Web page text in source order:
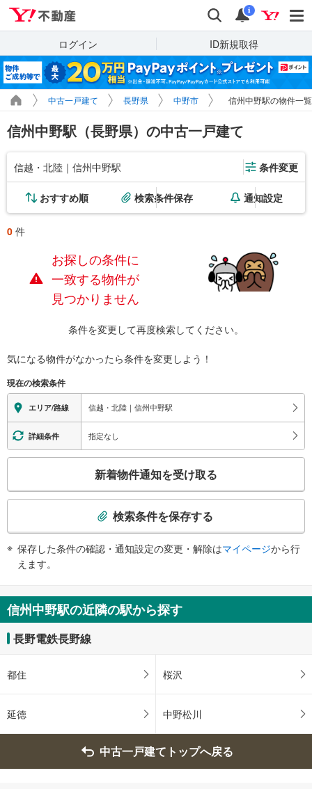
検索 通知
i
ログイン ID新規取得
中古一戸建て 長野県 中野市 信州中野駅の物件一覧
信州中野駅（長野県）の中古一戸建て
信越・北陸｜信州中野駅 条件変更
おすすめ順 検索条件保存 通知設定
0 件
お探しの条件に
一致する物件が
見つかりません
条件を変更して再度検索してください。
気になる物件がなかったら条件を変更しよう！
現在の検索条件
エリア/路線 信越・北陸｜信州中野駅
詳細条件 指定なし
検
を
受
け
取
・
件
ペ
新着物件通知を受け取る
検索条件を保存する
保存した条件の確認・通知設定の変更・解除はマイページから行
えます。
信州中野駅の近隣の駅から探す
長野電鉄長野線
都住 桜沢
延徳 中野松川
中古一戸建てトップへ戻る